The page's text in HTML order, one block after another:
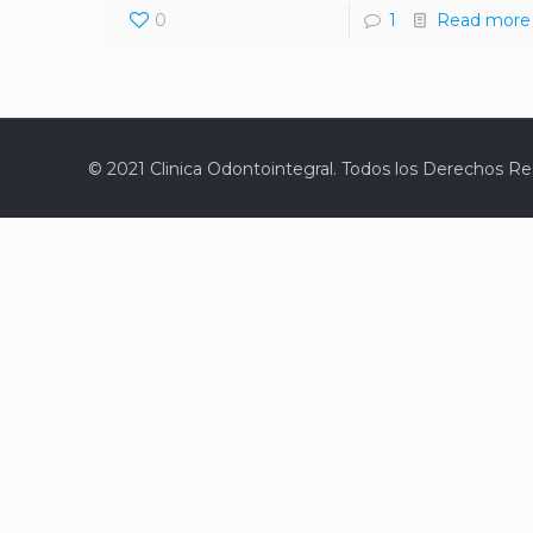
0 1 Read more
© 2021 Clinica Odontointegral. Todos los Derechos